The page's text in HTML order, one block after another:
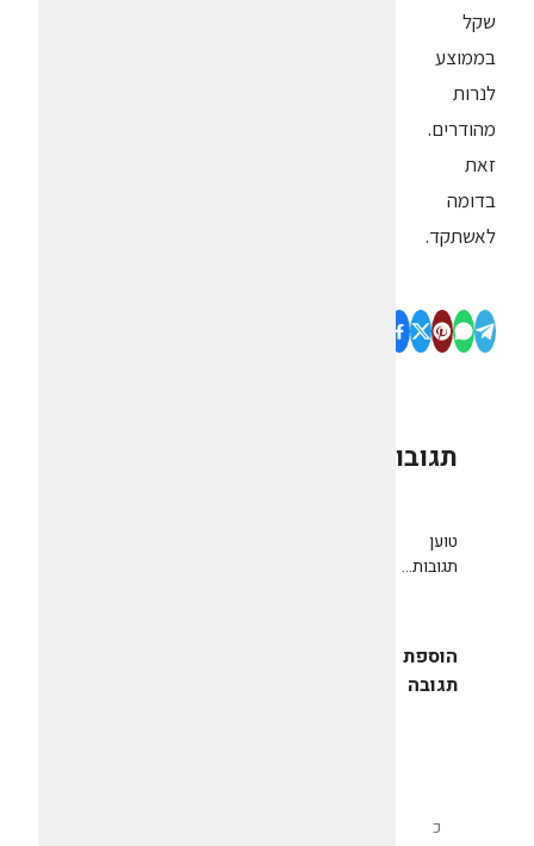
שקל
בממוצע
לנרות
מהודרים.
זאת
בדומה
לאשתקד.
תגובות
טוען
תגובות...
הוספת
תגובה